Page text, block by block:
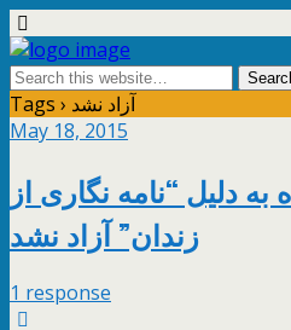
Tags › آزاد نشد
May 18, 2015
دلیل “نامه نگارى از
زندان” آزاد نشد
1 response